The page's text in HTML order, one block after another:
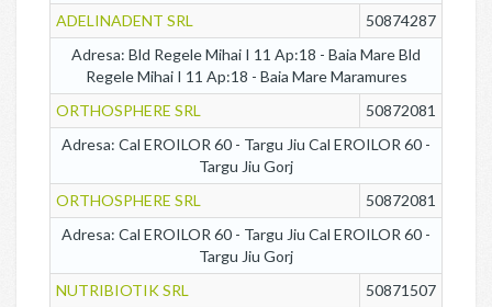
ADELINADENT SRL
50874287
Adresa: Bld Regele Mihai I 11 Ap:18 - Baia Mare Bld
Regele Mihai I 11 Ap:18 - Baia Mare Maramures
ORTHOSPHERE SRL
50872081
Adresa: Cal EROILOR 60 - Targu Jiu Cal EROILOR 60 -
Targu Jiu Gorj
ORTHOSPHERE SRL
50872081
Adresa: Cal EROILOR 60 - Targu Jiu Cal EROILOR 60 -
Targu Jiu Gorj
NUTRIBIOTIK SRL
50871507